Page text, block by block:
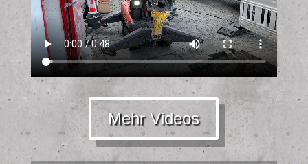
Mehr Videos